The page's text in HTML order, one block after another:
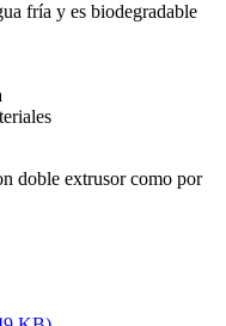
fría y es biodegradable
doble extrusor como por